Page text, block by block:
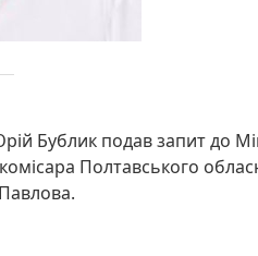
Бублик подав запит до
Полтавського